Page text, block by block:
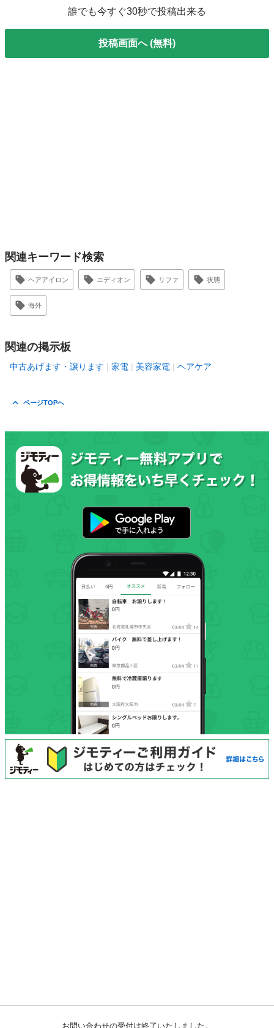
お問い合わせの受付は終了いたしました。
誰でも今すぐ30秒で投稿出来る
投稿画面へ (無料)
関連キーワード検索
ヘアアイロン エディオン リファ 状態
海外
関連の掲示板
中古あげます・譲ります 家電 美容家電 ヘアケア
ページTOPへ